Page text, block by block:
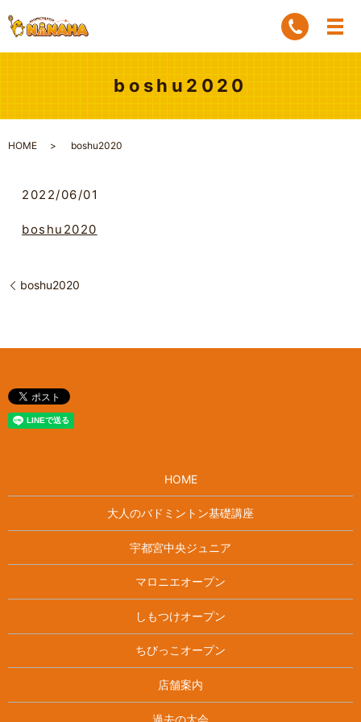
boshu2020
HOME boshu2020
2022/06/01
boshu2020
boshu2020
HOME
大人のバドミントン基礎講座
宇都宮中央ジュニア
マロニエオープン
しもつけオープン
ちびっこオープン
店舗案内
過去の大会